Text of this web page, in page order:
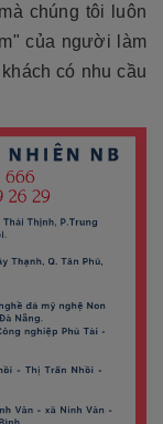
chúng tôi luôn
của người làm
có nhu cầu